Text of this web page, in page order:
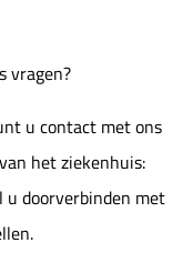
vragen?
u contact met ons
het ziekenhuis:
doorverbinden met